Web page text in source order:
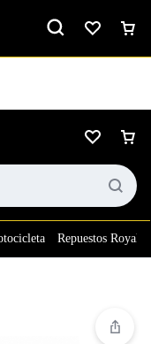
Ver calificación
Repuestos Royal